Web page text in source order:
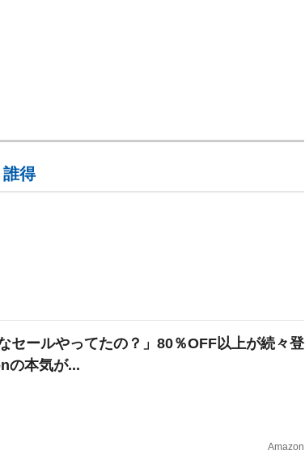
誰得
セールやってたの？」80％OFF以上が続々登
の本気が...
Amazon